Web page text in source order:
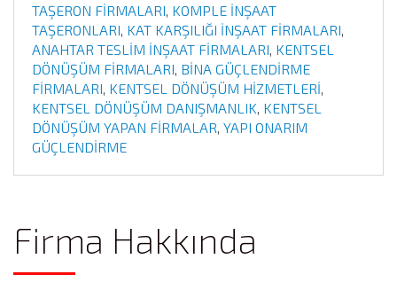
TAŞERON FİRMALARI, KOMPLE İNŞAAT
TAŞERONLARI, KAT KARŞILIĞI İNŞAAT FİRMALARI,
ANAHTAR TESLİM İNŞAAT FİRMALARI, KENTSEL
DÖNÜŞÜM FİRMALARI, BİNA GÜÇLENDİRME
FİRMALARI, KENTSEL DÖNÜŞÜM HİZMETLERİ,
KENTSEL DÖNÜŞÜM DANIŞMANLIK, KENTSEL
DÖNÜŞÜM YAPAN FİRMALAR, YAPI ONARIM
GÜÇLENDİRME
Firma Hakkında